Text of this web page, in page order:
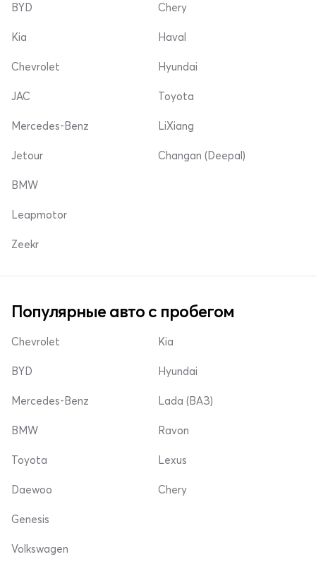
BYD
Kia
Chevrolet
Chery
Haval
Hyundai
JAC
Mercedes-Benz
Jetour
Toyota
LiXiang
Changan (Deepal)
BMW
Leapmotor
Zeekr
Популярные авто с пробегом
Chevrolet
BYD
Mercedes-Benz
Kia
Hyundai
Lada (ВАЗ)
BMW
Toyota
Daewoo
Ravon
Lexus
Chery
Genesis
Volkswagen